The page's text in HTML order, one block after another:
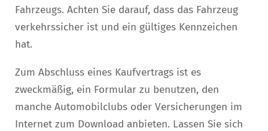
Fahrzeugs. Achten Sie darauf, dass das Fahrzeug
verkehrssicher ist und ein gültiges Kennzeichen
hat.
Zum Abschluss eines Kaufvertrags ist es
zweckmäßig, ein Formular zu benutzen, den
manche Automobilclubs oder Versicherungen im
Internet zum Download anbieten. Lassen Sie sich